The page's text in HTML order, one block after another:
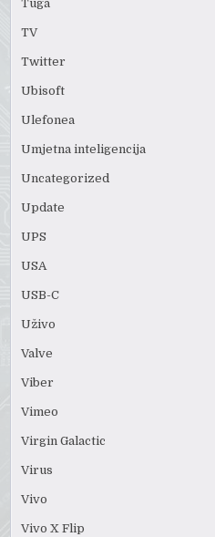
Tuga
TV
Twitter
Ubisoft
Ulefonea
Umjetna inteligencija
Uncategorized
Update
UPS
USA
USB-C
Uživo
Valve
Viber
Vimeo
Virgin Galactic
Virus
Vivo
Vivo X Flip